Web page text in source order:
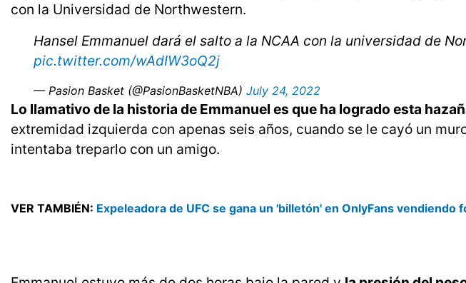
con la Universidad de Northwestern.
Hansel Emmanuel dará el salto a la NCAA con la universidad de
pic.twitter.com/wAdIW3oQ2j
— Pasion Basket (@PasionBasketNBA) July 24, 2022
Lo llamativo de la historia de Emmanuel es que ha logrado esta
extremidad izquierda con apenas seis años, cuando se le cayó un
intentaba treparlo con un amigo.
VER TAMBIÉN: Expeleadora de UFC se gana un 'billetón' en OnlyFans